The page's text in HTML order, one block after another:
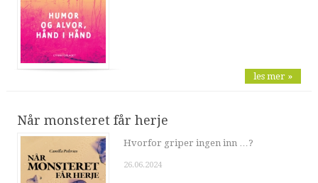
les mer »
Når monsteret får herje
Hvorfor griper ingen inn …?
26.06.2024